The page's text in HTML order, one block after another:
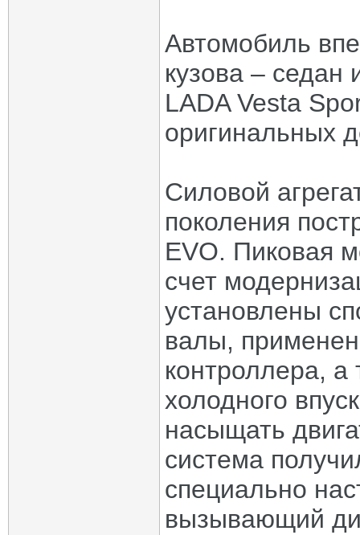
Автомобиль
кузова – седан
LADA Vesta
оригинальных
Силовой
поколения
EVO. Пиковая
счет
установлены
валы,
контроллера, а
холодного
насыщать
система
специально
вызывающий